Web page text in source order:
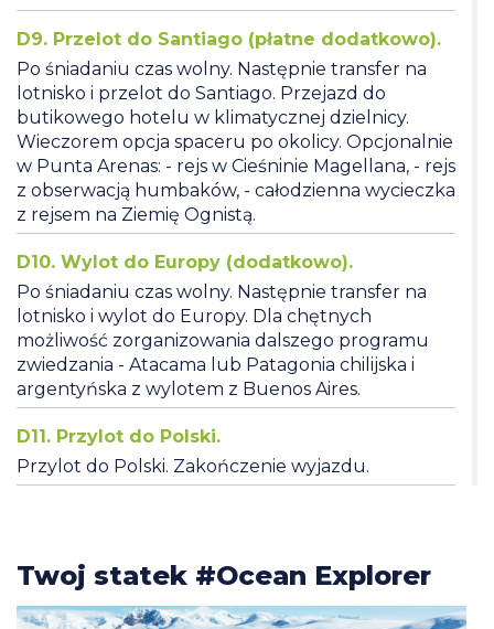
D9. Przelot do Santiago (płatne dodatkowo).
Po śniadaniu czas wolny. Następnie transfer na
lotnisko i przelot do Santiago. Przejazd do
butikowego hotelu w klimatycznej dzielnicy.
Wieczorem opcja spaceru po okolicy. Opcjonalnie
w Punta Arenas: - rejs w Cieśninie Magellana, - rejs
z obserwacją humbaków, - całodzienna wycieczka
z rejsem na Ziemię Ognistą.
D10. Wylot do Europy (dodatkowo).
Po śniadaniu czas wolny. Następnie transfer na
lotnisko i wylot do Europy. Dla chętnych
możliwość zorganizowania dalszego programu
zwiedzania - Atacama lub Patagonia chilijska i
argentyńska z wylotem z Buenos Aires.
D11. Przylot do Polski.
Przylot do Polski. Zakończenie wyjazdu.
Twoj statek #Ocean Explorer